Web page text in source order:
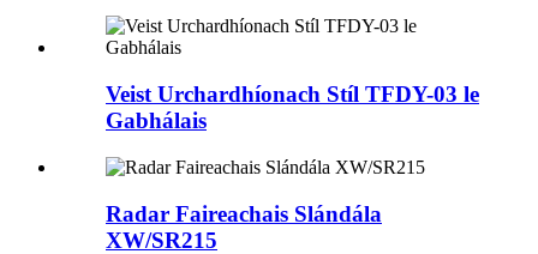
Veist Urchardhíonach Stíl TFDY-03 le
Gabhálais
Radar Faireachais Slándála
XW/SR215